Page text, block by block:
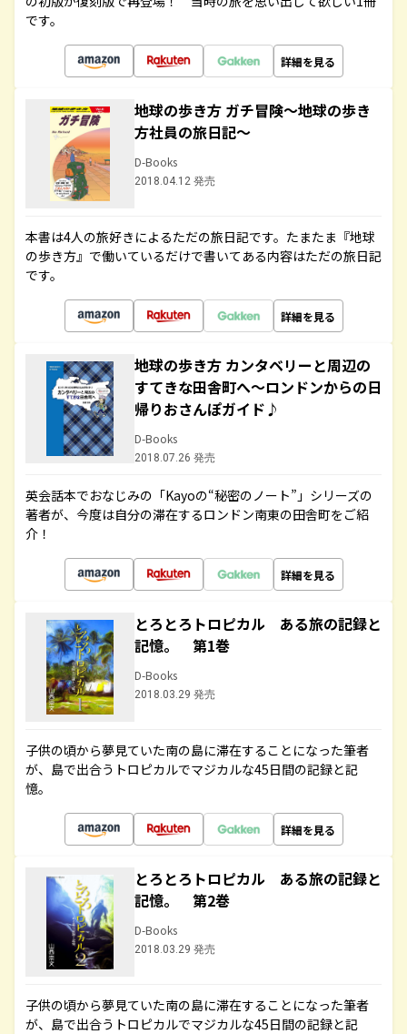
です。
詳細を見る
地球の歩き方 ガチ冒険～地球の歩き
方社員の旅日記～
D-Books
2018.04.12 発売
本書は4人の旅好きによるただの旅日記です。たまたま『地球
の歩き方』で働いているだけで書いてある内容はただの旅日記
です。
詳細を見る
地球の歩き方 カンタベリーと周辺の
すてきな田舎町へ～ロンドンからの日
帰りおさんぽガイド♪
D-Books
2018.07.26 発売
英会話本でおなじみの「Kayoの“秘密のノート”」シリーズの
著者が、今度は自分の滞在するロンドン南東の田舎町をご紹
介！
詳細を見る
とろとろトロピカル ある旅の記録と
記憶。 第1巻
D-Books
2018.03.29 発売
子供の頃から夢見ていた南の島に滞在することになった筆者
が、島で出合うトロピカルでマジカルな45日間の記録と記
憶。
詳細を見る
とろとろトロピカル ある旅の記録と
記憶。 第2巻
D-Books
2018.03.29 発売
子供の頃から夢見ていた南の島に滞在することになった筆者
が、島で出合うトロピカルでマジカルな45日間の記録と記